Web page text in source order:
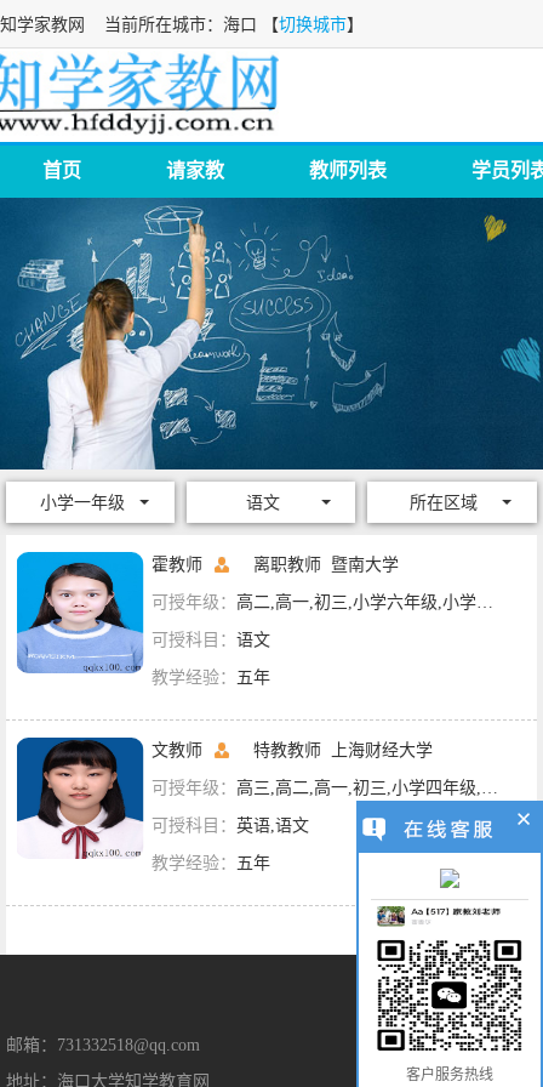
知学家教网 当前所在城市：海口 【切换城市】
首页 请家教 教师列表 学员列
小学一年级 语文 所在区域
霍教师 离职教师 暨南大学
可授年级： 高二,高一,初三,小学六年级,小学五年级,小学四年级,小学三年级,小学二年级,小学一年级
可授科目： 语文
教学经验： 五年
文教师 特教教师 上海财经大学
可授年级： 高三,高二,高一,初三,小学四年级,小学三年级,小学一年级
可授科目： 英语,语文
教学经验： 五年
邮箱：731332518@qq.com
地址：海口大学知学教育网
售后保障
售后服务
客户服务热线